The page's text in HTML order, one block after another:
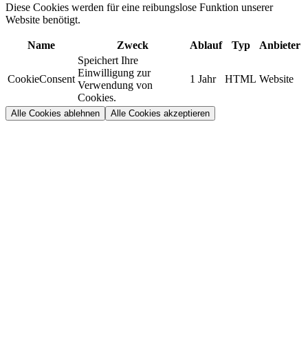
Diese Cookies werden für eine reibungslose Funktion unserer
Website benötigt.
Name Zweck Ablauf Typ Anbieter
CookieConsent
Speichert Ihre
Einwilligung zur
Verwendung von
Cookies.
1 Jahr HTML Website
Alle Cookies ablehnen Alle Cookies akzeptieren